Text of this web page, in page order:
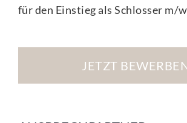
für den Einstieg als Schlosser m/
JETZT